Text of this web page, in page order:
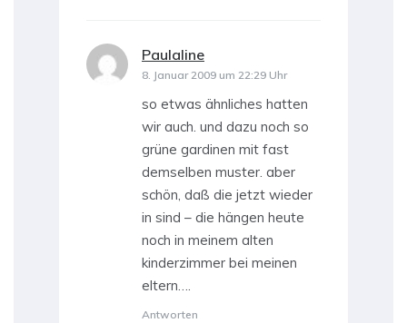
Paulaline
8. Januar 2009 um 22:29 Uhr
so etwas ähnliches hatten
wir auch. und dazu noch so
grüne gardinen mit fast
demselben muster. aber
schön, daß die jetzt wieder
in sind – die hängen heute
noch in meinem alten
kinderzimmer bei meinen
eltern….
Antworten